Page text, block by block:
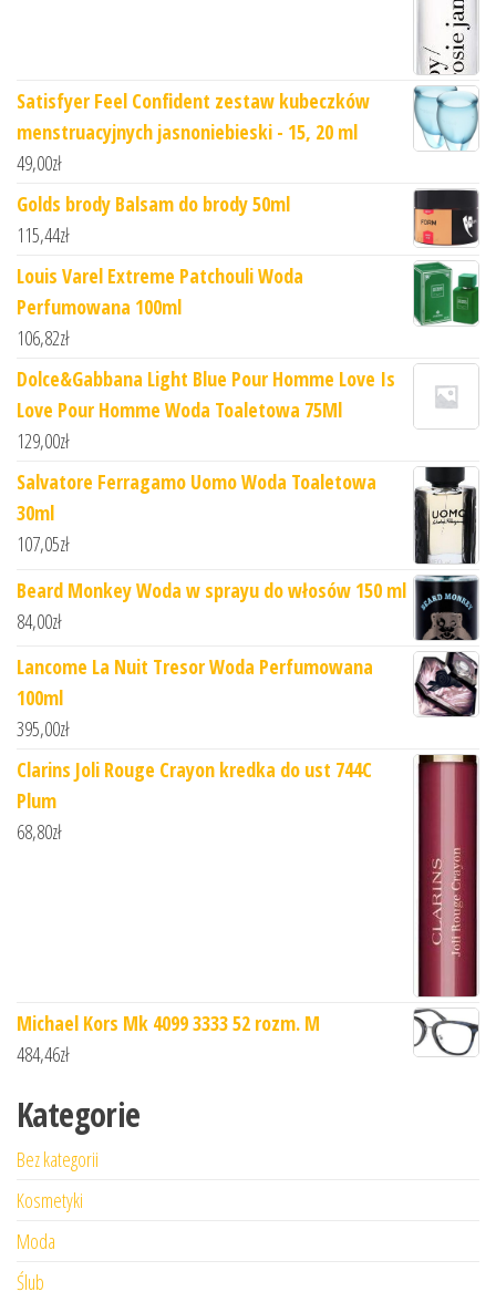
Satisfyer Feel Confident zestaw kubeczków
menstruacyjnych jasnoniebieski - 15, 20 ml
49,00zł
Golds brody Balsam do brody 50ml
115,44zł
Louis Varel Extreme Patchouli Woda
Perfumowana 100ml
106,82zł
Dolce&Gabbana Light Blue Pour Homme Love Is
Love Pour Homme Woda Toaletowa 75Ml
129,00zł
Salvatore Ferragamo Uomo Woda Toaletowa
30ml
107,05zł
Beard Monkey Woda w sprayu do włosów 150 ml
84,00zł
Lancome La Nuit Tresor Woda Perfumowana
100ml
395,00zł
Clarins Joli Rouge Crayon kredka do ust 744C
Plum
68,80zł
Michael Kors Mk 4099 3333 52 rozm. M
484,46zł
Kategorie
Bez kategorii
Kosmetyki
Moda
Ślub